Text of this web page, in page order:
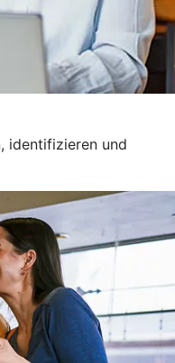
identifizieren und